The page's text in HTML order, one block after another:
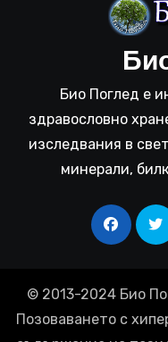
Био Поглед е
здравословно
изследвания в
минерали,
© 2013-2024 Био
Позоваването с